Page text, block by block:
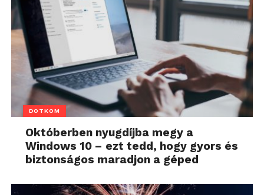
DOTKOM
Októberben nyugdíjba megy a
Windows 10 – ezt tedd, hogy gyors és
biztonságos maradjon a géped